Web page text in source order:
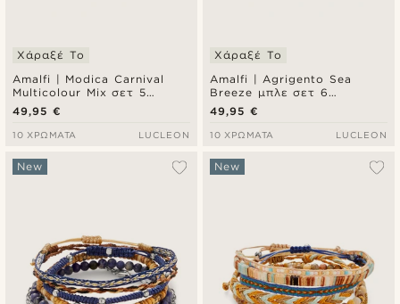
Amalfi | Modica Carnival
Multicolour Mix σετ 5
βραχιολιών
Χάραξέ Το
49,95 €
10 ΧΡΏΜΑΤΑ LUCLEON
Amalfi | Agrigento Sea
Breeze μπλε σετ 6
βραχιολιών
Χάραξέ Το
49,95 €
10 ΧΡΏΜΑΤΑ LUCLEON
New New